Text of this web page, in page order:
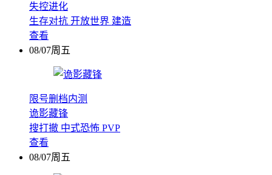
失控进化
生存对抗 开放世界 建造
查看
08/07周五
限号删档内测
诡影藏锋
搜打撤 中式恐怖 PVP
查看
08/07周五